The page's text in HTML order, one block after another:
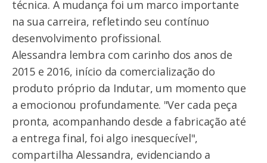
técnica. A mudança foi um marco importante
na sua carreira, refletindo seu contínuo
desenvolvimento profissional.
Alessandra lembra com carinho dos anos de
2015 e 2016, início da comercialização do
produto próprio da Indutar, um momento que
a emocionou profundamente. "Ver cada peça
pronta, acompanhando desde a fabricação até
a entrega final, foi algo inesquecível",
compartilha Alessandra, evidenciando a